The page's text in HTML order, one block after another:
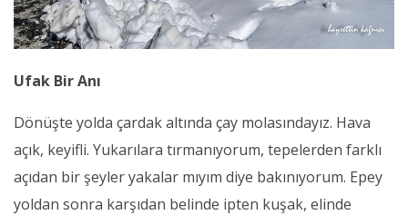
Ufak Bir Anı
Dönüşte yolda çardak altında çay molasındayız. Hava
açık, keyifli. Yukarılara tırmanıyorum, tepelerden farklı
açıdan bir şeyler yakalar mıyım diye bakınıyorum. Epey
yoldan sonra karşıdan belinde ipten kuşak, elinde